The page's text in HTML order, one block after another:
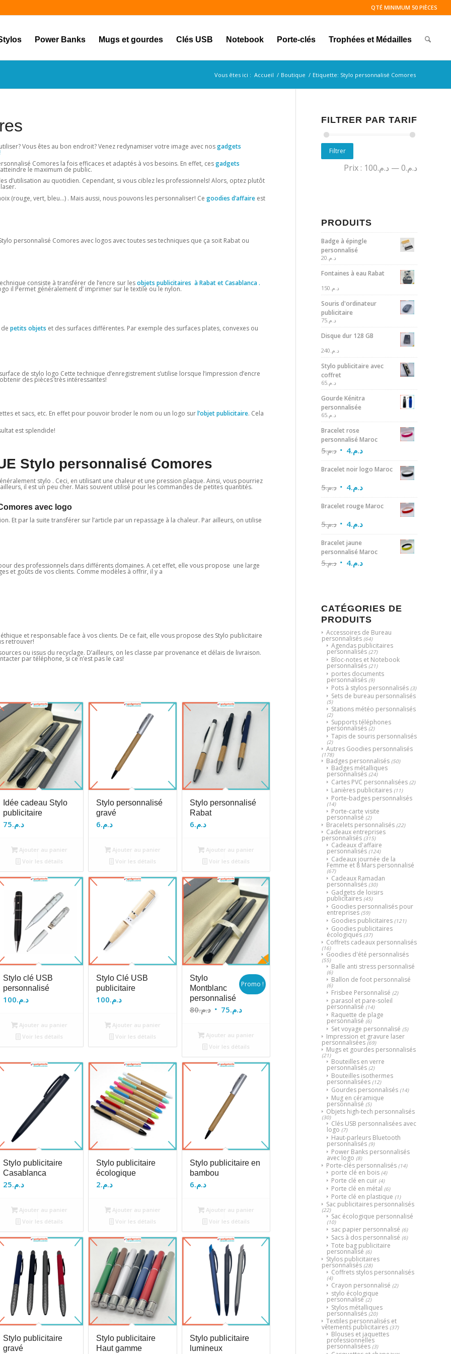
QTÉ MINIMUM 50 PIÈCES
Power Banks Mugs et gourdes Clés USB Notebook Porte-clés Trophées et Médailles
Vous êtes ici : Accueil / Boutique / Etiquette: Stylo personnalisé Comores
Vous êtes au bon endroit? Venez redynamiser votre image avec nosgadgets
Comores la fois efficaces et adaptés à vos besoins. En effet, cesgadgets
le maximum de public.
d’utilisation au quotidien. Cependant, si vous ciblez les professionnels! Alors, optez plutôt
(rouge, vert, bleu…) . Mais aussi, nous pouvons les personnaliser! Ce goodies d’affaire est
personnalisé Comores avec logos avec toutes ses techniques que ça soit Rabat ou
consiste à transférer de l’encre sur lesobjets publicitaires à Rabat et Casablanca .
il Permet généralement d’ imprimer sur le textile ou le nylon.
petits objets et des surfaces différentes. Par exemple des surfaces plates, convexes ou
de stylo logo Cette technique d’enregistrement s’utilise lorsque l’impression d’encre
des pièces très intéressantes!
et sacs, etc. En effet pour pouvoir broder le nom ou un logo surl’objet publicitaire. Cela
est splendide!
Stylo personnalisé Comores
stylo . Ceci, en utilisant une chaleur et une pression plaque. Ainsi, vous pourriez
il est un peu cher. Mais souvent utilisé pour les commandes de petites quantités.
avec logo
Et par la suite transférer sur l’article par un repassage à la chaleur. Par ailleurs, on utilise
des professionnels dans différents domaines. A cet effet, elle vous propose une large
et goûts de vos clients. Comme modèles à offrir, il y a
et responsable face à vos clients. De ce fait, elle vous propose des Stylo publicitaire
retrouver!
ou issus du recyclage. D’ailleurs, on les classe par provenance et délais de livraison.
par téléphone, si ce n’est pas le cas!
Idée cadeau Stylo
publicitaire
د.م.75
Ajouter au panier
Voir les détails
Stylo personnalisé
gravé
د.م.6
Ajouter au panier
Voir les détails
Stylo personnalisé
Rabat
د.م.6
Ajouter au panier
Voir les détails
Stylo clé USB
personnalisé
د.م.100
Ajouter au panier
Voir les détails
Stylo Clé USB
publicitaire
د.م.100
Ajouter au panier
Voir les détails
Stylo
Montblanc
personnalisé
د.م.80
Le
initial
était :
د.م.80.
د.م.75
Le
actuel
est :
د.م.75.
Promo !
Ajouter au panier
Voir les détails
Stylo publicitaire
Casablanca
د.م.25
Ajouter au panier
Voir les détails
Stylo publicitaire
écologique
د.م.2
Ajouter au panier
Voir les détails
Stylo publicitaire en
bambou
د.م.6
Ajouter au panier
Voir les détails
Stylo publicitaire
gravé
Stylo publicitaire
Haut gamme
Stylo publicitaire
lumineux
FILTRER PAR TARIF
Filtrer
Prix : د.م.0 — د.م.100
PRODUITS
Badge à épingle
personnalisé
د.م. 20
Fontaines à eau Rabat
د.م. 150
Souris d'ordinateur
publicitaire
د.م. 75
Disque dur 128 GB
د.م. 240
Stylo publicitaire avec
coffret
د.م. 65
Gourde Kénitra
personnalisée
د.م. 65
Bracelet rose
personnalisé Maroc
د.م.5 د.م.4
Bracelet noir logo Maroc
د.م.5 د.م.4
Bracelet rouge Maroc
د.م.5 د.م.4
Bracelet jaune
personnalisé Maroc
د.م.5 د.م.4
CATÉGORIES DE
PRODUITS
Accessoires de Bureau
personnalisés (64)
Agendas publicitaires
personnalisés (27)
Bloc-notes et Notebook
personnalisés (21)
portes documents
personnalisés (9)
Pots à stylos personnalisés (3)
Sets de bureau personnalisés
(5)
Stations météo personnalisés
(2)
Supports téléphones
personnalisés (2)
Tapis de souris personnalisés
(2)
Autres Goodies personnalisés
(178)
Badges personnalisés (50)
Badges métalliques
personnalisés (24)
Cartes PVC personnalisées (2)
Lanières publicitaires (11)
Porte-badges personnalisés
(14)
Porte-carte visite
personnalisé (2)
Bracelets personnalisés (22)
Cadeaux entreprises
personnalisés (315)
Cadeaux d'affaire
personnalisés (124)
Cadeaux journée de la
Femme et 8 Mars personnalisé
(67)
Cadeaux Ramadan
personnalisés (30)
Gadgets de loisirs
publicitaires (45)
Goodies personnalisés pour
entreprises (59)
Goodies publicitaires (121)
Goodies publicitaires
écologiques (37)
Coffrets cadeaux personnalisés
(16)
Goodies d'été personnalisés
(55)
Balle anti stress personnalisé
(6)
Ballon de foot personnalisé
(6)
Frisbee Personnalisé (2)
parasol et pare-soleil
personnalisé (14)
Raquette de plage
personnalisé (6)
Set voyage personnalisé (5)
Impression et gravure laser
personnalisées (69)
Mugs et gourdes personnalisés
(21)
Bouteilles en verre
personnalisés (2)
Bouteilles isothermes
personnalisées (12)
Gourdes personnalisés (14)
Mug en céramique
personnalisé (5)
Objets high-tech personnalisés
(30)
Clés USB personnalisées avec
logo (7)
Haut-parleurs Bluetooth
personnalisés (9)
Power Banks personnalisés
avec logo (8)
Porte-clés personnalisés (14)
porte clé en bois (4)
Porte clé en cuir (4)
Porte clé en métal (6)
Porte clé en plastique (1)
Sac publicitaires personnalisés
(22)
Sac écologique personnalisé
(10)
sac papier personnalisé (6)
Sacs à dos personnalisé (6)
Tote bag publicitaire
personnalisé (6)
Stylos publicitaires
personnalisés (28)
Coffrets stylos personnalisés
(4)
Crayon personnalisé (2)
stylo écologique
personnalisé (2)
Stylos métalliques
personnalisés (20)
Textiles personnalisés et
vêtements publicitaires (37)
Blouses et jaquettes
professionnelles
personnalisées (3)